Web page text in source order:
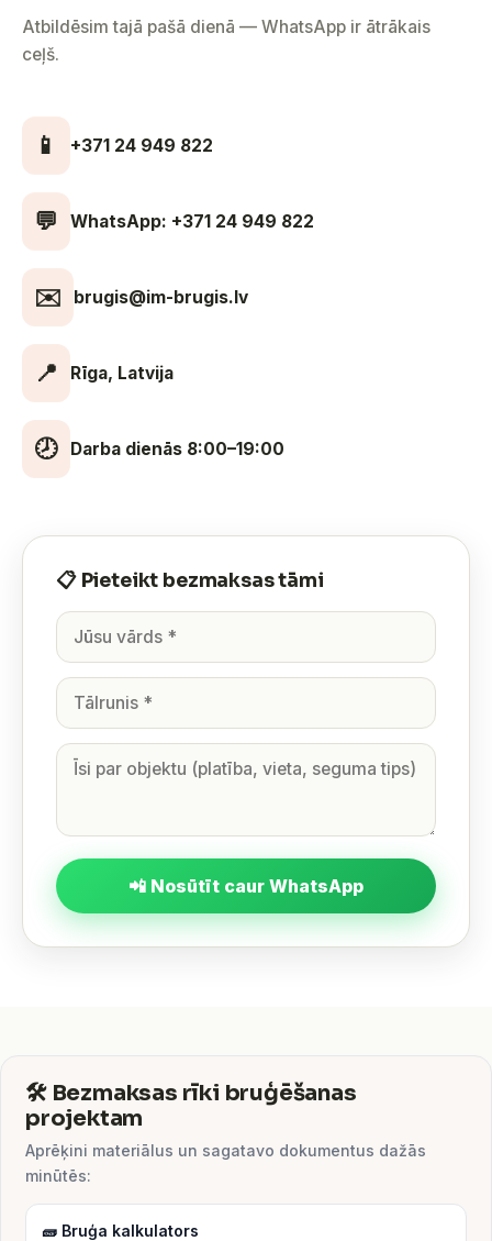
Atbildēsim tajā pašā dienā — WhatsApp ir ātrākais
ceļš.
📱 +371 24 949 822
💬 WhatsApp: +371 24 949 822
✉️ brugis@im-brugis.lv
📍 Rīga, Latvija
🕗 Darba dienās 8:00–19:00
📋 Pieteikt bezmaksas tāmi
📲 Nosūtīt caur WhatsApp
🛠️ Bezmaksas rīki bruģēšanas
projektam
Aprēķini materiālus un sagatavo dokumentus dažās
minūtēs:
🧱 Bruģa kalkulators